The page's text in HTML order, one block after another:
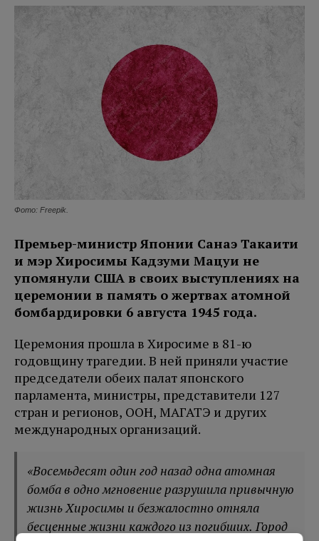
Фото: Freepik.
Премьер-министр Японии Санаэ Такаити
и мэр Хиросимы Кадзуми Мацуи не
упомянули США в своих выступлениях на
церемонии в память о жертвах атомной
бомбардировки 6 августа 1945 года.
Церемония прошла в Хиросиме в 81-ю
годовщину трагедии. В ней приняли участие
председатели обеих палат японского
парламента, министры, представители 127
стран и регионов, ООН, МАГАТЭ и других
международных организаций.
«Восемьдесят один год назад одна атомная
бомба в одно мгновение разрушила привычную
жизнь Хиросимы и безжалостно отняла
бесценные жизни каждого из погибших. Город